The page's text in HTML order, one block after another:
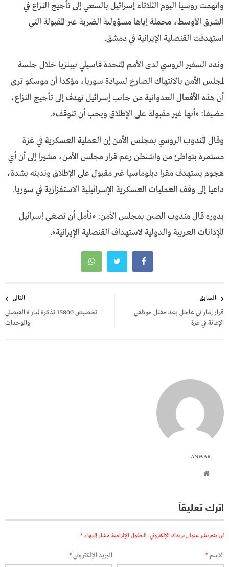
واتهمت روسيا اليوم الثلاثاء إسرائيل بالسعي إلى تأجيج النزاع في
الشرق الأوسط، محملة إياها مسؤولية الضربة غير المقبولة التي
استهدفت القنصلية الإيرانية في دمشق.
وندد السفير الروسي لدى الأمم المتحدة فاسيلي نيبنزيا خلال جلسة
لمجلس الأمن بالانتهاك الصارخ لسيادة سوريا، مؤكدا أن موسكو ترى
أن هذه الأفعال العدوانية من جانب إسرائيل تهدف إلى تأجيج النزاع،
مضيفا: «أنها غير مقبولة على الإطلاق ويجب أن تتوقف».
وقال المندوب الروسي بمجلس الأمن إن العملية العسكرية في غزة
مستمرة بتواطئ من واشنطن رغم قرار مجلس الأمن، مشيرا إلى أن أي
هجوم يستهدف مقرا دبلوماسيا غير مقبول على الإطلاق وندينه بشدة،
داعيا إلى وقف العمليات العسكرية الإسرائيلية الاستفزازية في سوريا.
بدوره قال مندوب الصين بمجلس الأمن: «نأمل أن تصغي إسرائيل
للإدانات العربية والدولية لاستهداف القنصلية الإيرانية».
المقالات
السابق
قرار إماراتي عاجل بعد مقتل موظفي
الإغاثة في غزة
التالي
تخصيص 15800 تذكرة لمباراة الفيصلي
والوحدات
ANWAR
اترك تعليقاً
لن يتم نشر عنوان بريدك الإلكتروني. الحقول الإلزامية مشار إليها بـ *
الاسم* البريد الإلكتروني*